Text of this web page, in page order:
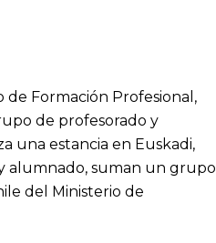
de Formación Profesional,
de profesorado y
una estancia en Euskadi,
alumnado, suman un grupo
del Ministerio de